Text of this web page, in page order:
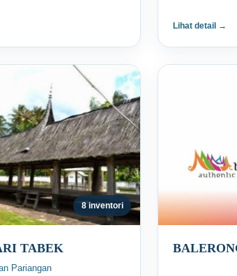
Lihat detail →
8 inventori
TABEK
Pariangan